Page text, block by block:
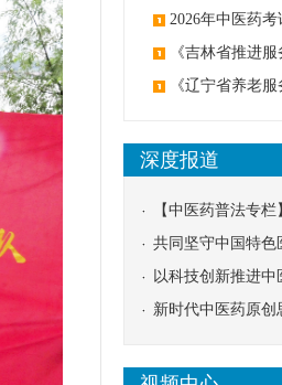
2026年中医药
《吉林省推进
发：创建中医类国
《辽宁省养老
深度报道
【中医药普法专
应告知煎服方法及
共同坚守中国特色
以科技创新推进中
新时代中医药原创